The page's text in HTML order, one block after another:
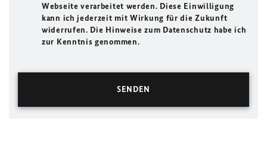
Webseite verarbeitet werden. Diese Einwilligung
kann ich jederzeit mit Wirkung für die Zukunft
widerrufen. Die Hinweise zum Datenschutz habe ich
zur Kenntnis genommen.